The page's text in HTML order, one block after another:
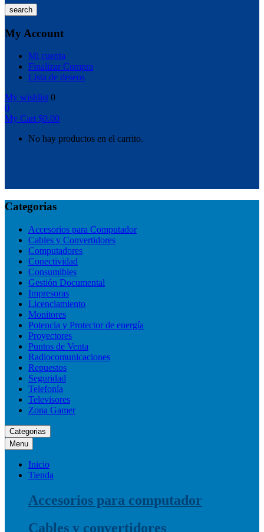
search
My Account
Mi cuenta
Finalizar Compra
Lista de deseos
My wishlist 0
0
My Cart $0.00
No hay productos en el carrito.
Categorias
Accesorios para Computador
Cables y Convertidores
Computadores
Conectividad
Consumibles
Gestión Documental
Impresoras
Licenciamiento
Monitores
Potencia y Protector de energía
Proyectores
Puntos de Venta
Radiocomunicaciones
Repuestos
Seguridad
Telefonía
Televisores
Zona Gamer
Categorias
Menu
Inicio
Tienda
Accesorios para computador
Cables y convertidores